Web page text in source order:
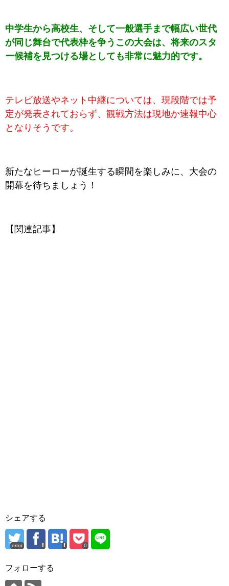
中学生から高校生、そして一般選手まで幅広い世代
が同じ舞台で代表枠を争うこの大会は、将来のスタ
ー候補を見つける場としても非常に魅力的です。
テレビ放送やネット中継については、現段階では予
定が発表されておらず、観戦方法は現地か速報中心
となりそうです。
新たなヒーローが誕生する瞬間を楽しみに、大会の
開幕を待ちましょう！
【関連記事】
シェアする
error 0
フォローする